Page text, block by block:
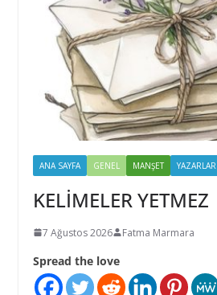
ANA SAYFA GENEL MANŞET YAZARLAR
KELİMELER YETMEZ
7 Ağustos 2026 Fatma Marmara
Spread the love